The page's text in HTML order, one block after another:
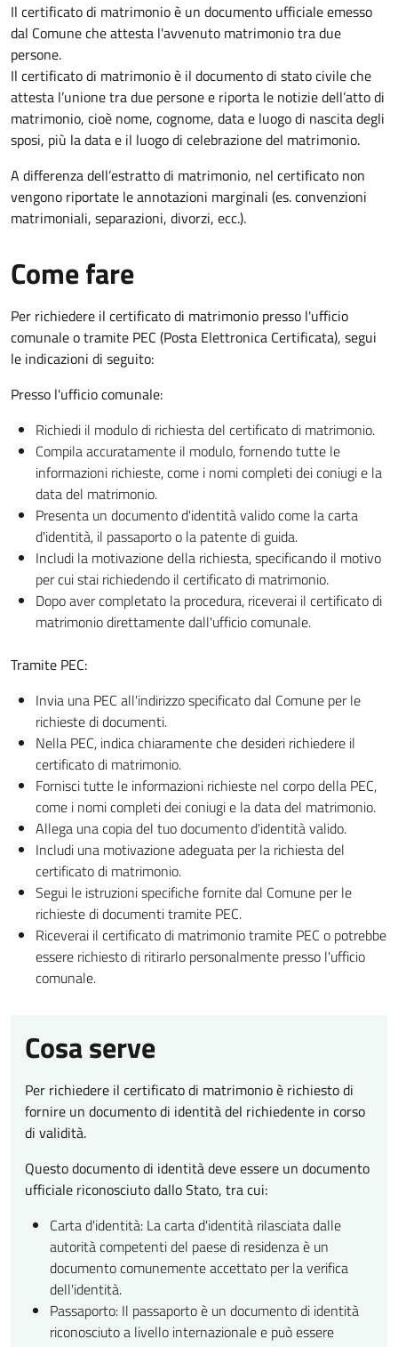
Il certificato di matrimonio è un documento ufficiale emesso
dal Comune che attesta l'avvenuto matrimonio tra due
persone.
Il certificato di matrimonio è il documento di stato civile che
attesta l’unione tra due persone e riporta le notizie dell’atto di
matrimonio, cioè nome, cognome, data e luogo di nascita degli
sposi, più la data e il luogo di celebrazione del matrimonio.
A differenza dell’estratto di matrimonio, nel certificato non
vengono riportate le annotazioni marginali (es. convenzioni
matrimoniali, separazioni, divorzi, ecc.).
Come fare
Per richiedere il certificato di matrimonio presso l'ufficio
comunale o tramite PEC (Posta Elettronica Certificata), segui
le indicazioni di seguito:
Presso l'ufficio comunale:
Richiedi il modulo di richiesta del certificato di matrimonio.
Compila accuratamente il modulo, fornendo tutte le
informazioni richieste, come i nomi completi dei coniugi e la
data del matrimonio.
Presenta un documento d'identità valido come la carta
d'identità, il passaporto o la patente di guida.
Includi la motivazione della richiesta, specificando il motivo
per cui stai richiedendo il certificato di matrimonio.
Dopo aver completato la procedura, riceverai il certificato di
matrimonio direttamente dall'ufficio comunale.
Tramite PEC:
Invia una PEC all'indirizzo specificato dal Comune per le
richieste di documenti.
Nella PEC, indica chiaramente che desideri richiedere il
certificato di matrimonio.
Fornisci tutte le informazioni richieste nel corpo della PEC,
come i nomi completi dei coniugi e la data del matrimonio.
Allega una copia del tuo documento d'identità valido.
Includi una motivazione adeguata per la richiesta del
certificato di matrimonio.
Segui le istruzioni specifiche fornite dal Comune per le
richieste di documenti tramite PEC.
Riceverai il certificato di matrimonio tramite PEC o potrebbe
essere richiesto di ritirarlo personalmente presso l'ufficio
comunale.
Cosa serve
Per richiedere il certificato di matrimonio è richiesto di
fornire un documento di identità del richiedente in corso
di validità.
Questo documento di identità deve essere un documento
ufficiale riconosciuto dallo Stato, tra cui:
Carta d'identità: La carta d'identità rilasciata dalle
autorità competenti del paese di residenza è un
documento comunemente accettato per la verifica
dell'identità.
Passaporto: Il passaporto è un documento di identità
riconosciuto a livello internazionale e può essere